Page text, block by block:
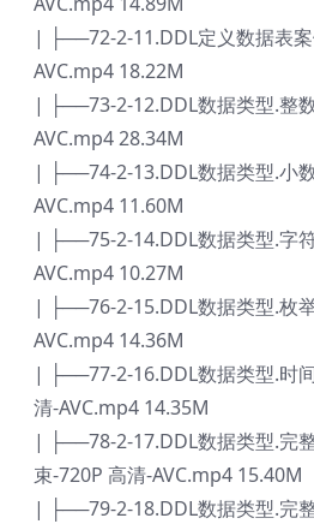
| ├──72-2-11.DDL定义数据表
AVC.mp4 18.22M
| ├──73-2-12.DDL数据类型.整
AVC.mp4 28.34M
| ├──74-2-13.DDL数据类型.小
AVC.mp4 11.60M
| ├──75-2-14.DDL数据类型.字
AVC.mp4 10.27M
| ├──76-2-15.DDL数据类型.枚
AVC.mp4 14.36M
| ├──77-2-16.DDL数据类型.时
清-AVC.mp4 14.35M
| ├──78-2-17.DDL数据类型.完
束-720P 高清-AVC.mp4 15.40M
| ├──79-2-18.DDL数据类型.完